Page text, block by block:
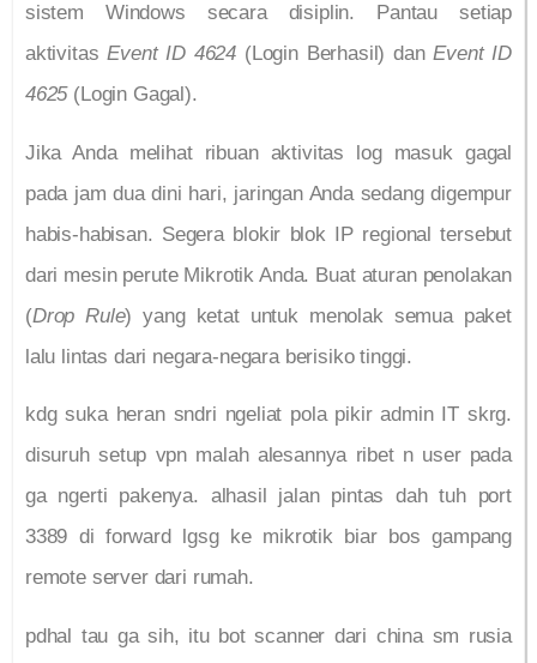
sistem Windows secara disiplin. Pantau setiap
aktivitasEvent ID 4624 (Login Berhasil) danEvent ID
4625(Login Gagal).
Jika Anda melihat ribuan aktivitas log masuk gagal
pada jam dua dini hari, jaringan Anda sedang digempur
habis-habisan. Segera blokir blok IP regional tersebut
dari mesin perute Mikrotik Anda. Buat aturan penolakan
(Drop Rule) yang ketat untuk menolak semua paket
lalu lintas dari negara-negara berisiko tinggi.
kdg suka heran sndri ngeliat pola pikir admin IT skrg.
disuruh setup vpn malah alesannya ribet n user pada
ga ngerti pakenya. alhasil jalan pintas dah tuh port
3389 di forward lgsg ke mikrotik biar bos gampang
remote server dari rumah.
pdhal tau ga sih, itu bot scanner dari china sm rusia